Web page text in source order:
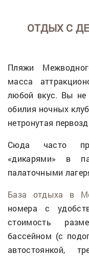
ОТДЫХ С
Пляжи
масса
любой вкус. Вы не
обилия ночных
нетронутая
Сюда часто
«дикарями» в
палаточными
База отдыха в
номера с
стоимость
бассейном (с
автостоянкой,